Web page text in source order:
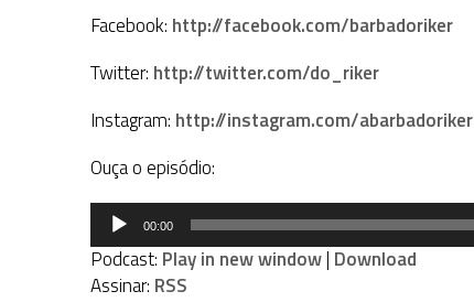
Facebook: http://facebook.com/barbadoriker
Twitter: http://twitter.com/do_riker
Instagram: http://instagram.com/abarbadoriker
Ouça o episódio:
Tocador
áudio
00:00
Podcast: Play in new window| Download
Assinar: RSS